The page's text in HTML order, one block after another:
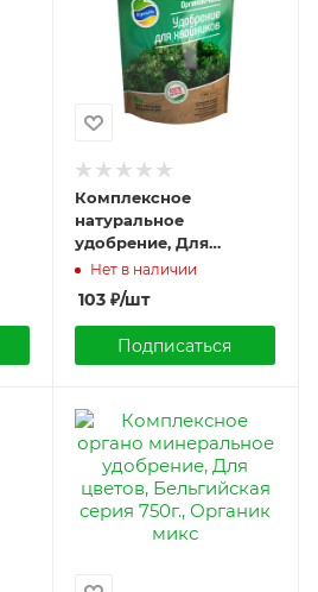
Комплексное
натуральное
удобрение, Для
хвойников, 200г.,
Органик микс
Нет в наличии
103₽/шт
Подписаться